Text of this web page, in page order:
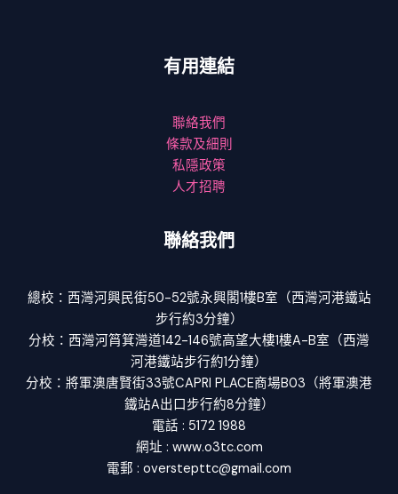
有用連結
聯絡我們
條款及細則
私隱政策
人才招聘
聯絡我們
總校：西灣河興民街50-52號永興閣1樓B室（西灣河港鐵站
步行約3分鐘）
分校：西灣河筲箕灣道142-146號高望大樓1樓A-B室（西灣
河港鐵站步行約1分鐘）
分校：將軍澳唐賢街33號CAPRI PLACE商場B03（將軍澳港
鐵站A出口步行約8分鐘）
電話 : 5172 1988
網址 : www.o3tc.com
電郵 : overstepttc@gmail.com